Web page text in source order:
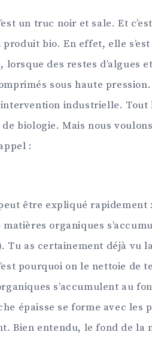
un truc noir et sale. Et
bio. En effet, elle
lorsque des restes d’algues
sous haute pression.
industrielle. Tout
biologie. Mais nous
:
peut être expliqué rapidement
organiques
Tu as certainement déjà vu
pourquoi on le nettoie de
s’accumulent au
épaisse se forme avec les
Bien entendu, le fond de la